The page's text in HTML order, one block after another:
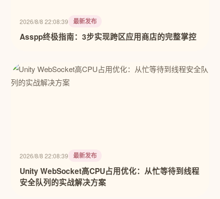
2026/8/8 22:08:39 最新发布
Asspp终极指南：3步实现跨区应用商店的完整掌控
2026/8/8 22:08:39 最新发布
Unity WebSocket高CPU占用优化：从忙等待到线程
安全队列的实战解决方案